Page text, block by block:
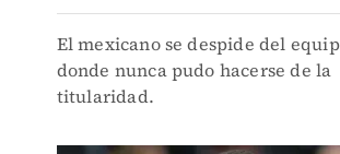
El mexicano se despide del
donde nunca pudo hacerse de la
titularidad.